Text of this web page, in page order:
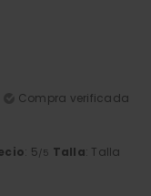
Compra verificada
: 5/5 Talla: Talla